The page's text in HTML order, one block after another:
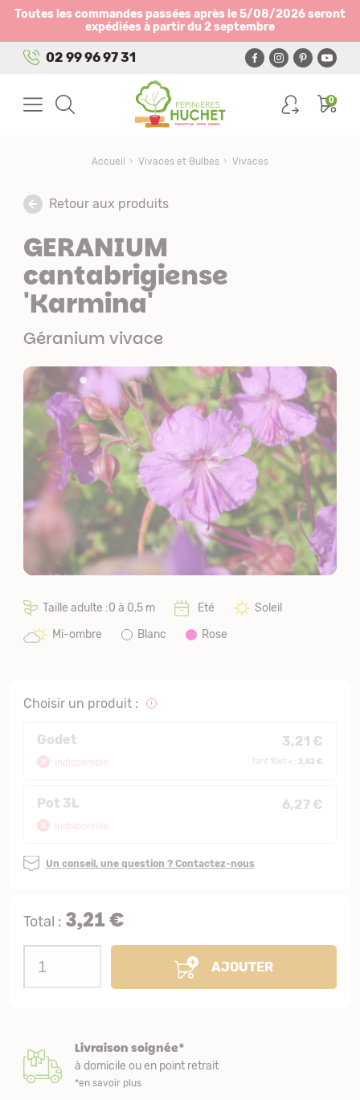
Toutes les commandes passées après le 5/08/2026 seront
expédiées à partir du 2 septembre
02 99 96 97 31
0
Accueil Vivaces et Bulbes Vivaces
Retour aux produits
GERANIUM
cantabrigiense
'Karmina'
Géranium vivace
Taille adulte :0 à 0,5 m Eté
Soleil
Mi-ombre
Blanc Rose
Choisir un produit :
Godet 3,21 €
Indisponible Tarif 10et + : 2,62 €
Pot 3L 6,27 €
Indisponible
Un conseil, une question ? Contactez-nous
Total : 3,21 €
AJOUTER
Livraison soignée*
à domicile ou en point retrait
*en savoir plus
Panneau de gestion des cookies